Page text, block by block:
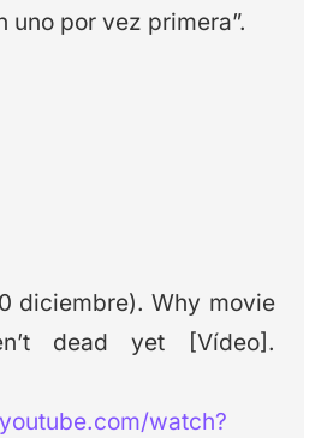
uno por vez primera”.
diciembre). Why movie
dead yet [Vídeo].
watch?